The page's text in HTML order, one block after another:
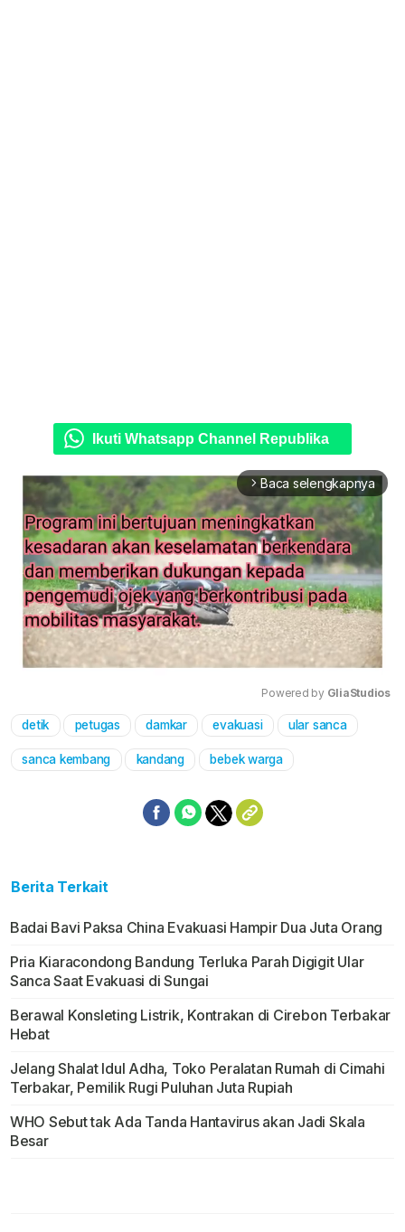
Ikuti Whatsapp Channel Republika
arrow_forward_ios Baca selengkapnya
Mute
Powered by GliaStudios
detik petugas damkar evakuasi ular sanca
sanca kembang kandang bebek warga
Berita Terkait
Badai Bavi Paksa China Evakuasi Hampir Dua Juta Orang
Pria Kiaracondong Bandung Terluka Parah Digigit Ular
Sanca Saat Evakuasi di Sungai
Berawal Konsleting Listrik, Kontrakan di Cirebon Terbakar
Hebat
Jelang Shalat Idul Adha, Toko Peralatan Rumah di Cimahi
Terbakar, Pemilik Rugi Puluhan Juta Rupiah
WHO Sebut tak Ada Tanda Hantavirus akan Jadi Skala
Besar